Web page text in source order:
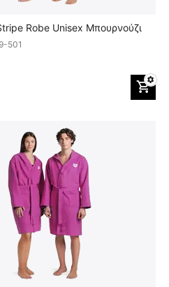
Robe Unisex Μπουρνούζι
501